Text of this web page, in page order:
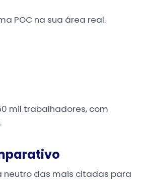
POC na sua área real.
mil trabalhadores, com
neutro das mais citadas para